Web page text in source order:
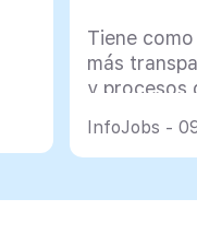
Tiene
más
y procesos
InfoJobs -